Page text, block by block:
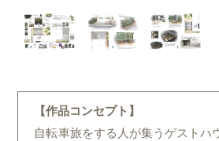
【作品コンセプト】
自転車旅をする人が集うゲストハ